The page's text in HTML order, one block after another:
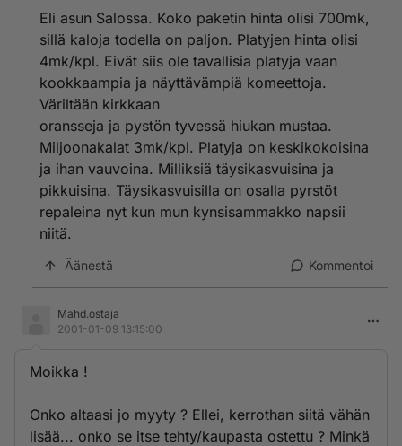
Eli asun Salossa. Koko paketin hinta olisi 700mk,
sillä kaloja todella on paljon. Platyjen hinta olisi
4mk/kpl. Eivät siis ole tavallisia platyja vaan
kookkaampia ja näyttävämpiä komeettoja.
Väriltään kirkkaan
oransseja ja pystön tyvessä hiukan mustaa.
Miljoonakalat 3mk/kpl. Platyja on keskikokoisina
ja ihan vauvoina. Milliksiä täysikasvuisina ja
pikkuisina. Täysikasvuisilla on osalla pyrstöt
repaleina nyt kun mun kynsisammakko napsii
niitä.
Äänestä Kommentoi
Mahd.ostaja
2001-01-09 13:15:00
Moikka !
Onko altaasi jo myyty ? Ellei, kerrothan siitä vähän
lisää... onko se itse tehty/kaupasta ostettu ? Minkä